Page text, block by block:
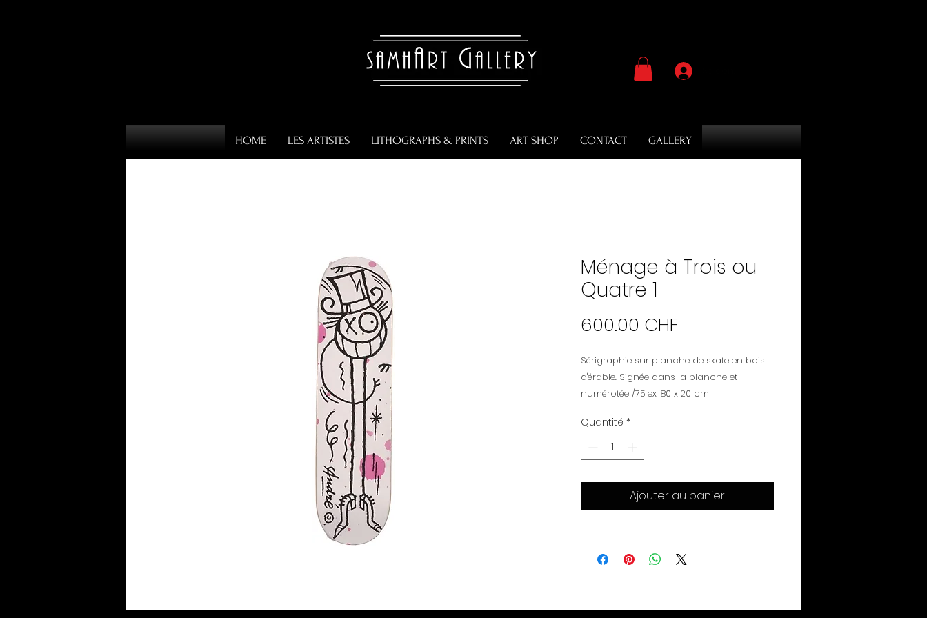
HOME LES ARTISTES LITHOGRAPHS & PRINTS ART SHOP CONTACT GALLERY
Ménage à Trois ou
Quatre 1
600.00 CHFPrix
Sérigraphie sur planche de skate en bois
d'érable. Signée dans la planche et
numérotée /75 ex, 80 x 20 cm
Quantité *
Ajouter au panier